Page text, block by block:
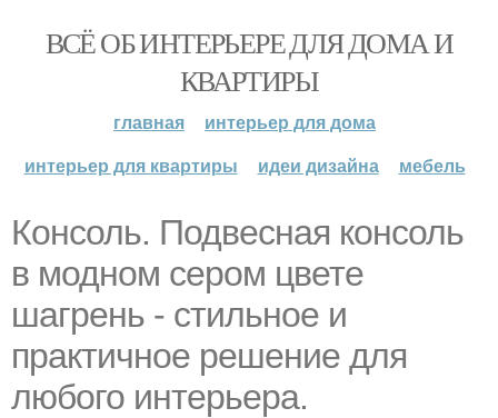
ВСЁ ОБ ИНТЕРЬЕРЕ ДЛЯ ДОМА И
КВАРТИРЫ
главная
интерьер для дома
интерьер для квартиры
идеи дизайна мебель
Консоль. Подвесная консоль
в модном сером цвете
шагрень - стильное и
практичное решение для
любого интерьера.